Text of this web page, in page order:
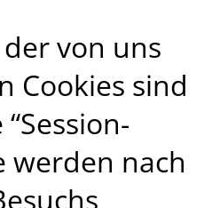
von uns
Cookies sind
werden nach